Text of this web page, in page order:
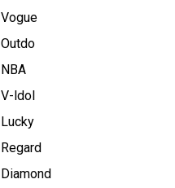
Vogue
Outdo
NBA
V-ldol
Lucky
Regard
Diamond